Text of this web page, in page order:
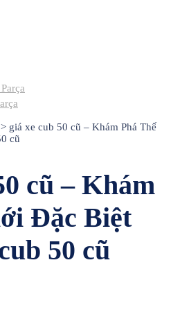
> giá xe cub 50 cũ – Khám Phá Thế
cũ
cũ – Khám
Đặc Biệt
50 cũ